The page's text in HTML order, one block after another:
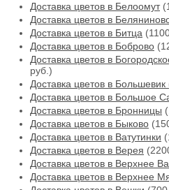
Доставка цветов в Белоомут
Доставка цветов в
Доставка цветов в Битца
Доставка цветов в Боброво
Доставка цветов в
руб.)
Доставка цветов в
Доставка цветов в Большое
Доставка цветов в Бронницы
Доставка цветов в Быково
Доставка цветов в Ватутинки
Доставка цветов в Верея
Доставка цветов в Верхнее
Доставка цветов в Верхнее